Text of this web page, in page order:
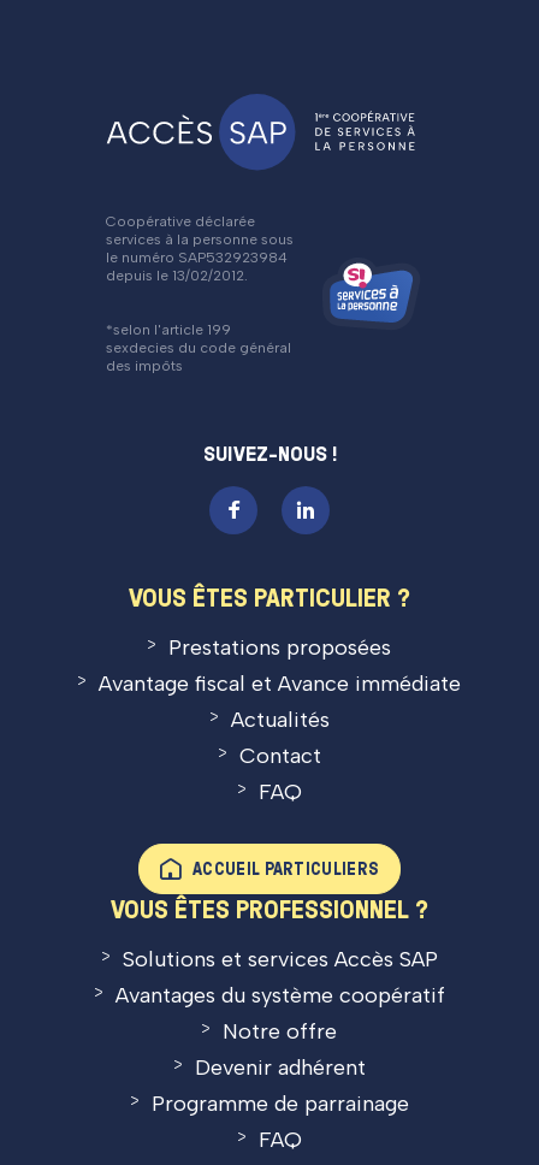
Coopérative déclarée
services à la personne sous
le numéro SAP532923984
depuis le 13/02/2012.
*selon l'article 199
sexdecies du code général
des impôts
SUIVEZ-NOUS !
VOUS ÊTES PARTICULIER ?
Prestations proposées
Avantage fiscal et Avance immédiate
Actualités
Contact
FAQ
ACCUEIL PARTICULIERS
VOUS ÊTES PROFESSIONNEL ?
Solutions et services Accès SAP
Avantages du système coopératif
Notre offre
Devenir adhérent
Programme de parrainage
FAQ